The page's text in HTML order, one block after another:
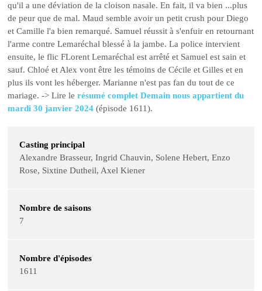
qu'il a une déviation de la cloison nasale. En fait, il va bien ...plus
de peur que de mal. Maud semble avoir un petit crush pour Diego
et Camille l'a bien remarqué. Samuel réussit à s'enfuir en retournant
l'arme contre Lemaréchal blessé à la jambe. La police intervient
ensuite, le flic FLorent Lemaréchal est arrêté et Samuel est sain et
sauf. Chloé et Alex vont être les témoins de Cécile et Gilles et en
plus ils vont les héberger. Marianne n'est pas fan du tout de ce
mariage. -> Lire lerésumé complet Demain nous appartient du
mardi 30 janvier 2024 (épisode 1611).
Casting principal
Alexandre Brasseur, Ingrid Chauvin, Solene Hebert, Enzo
Rose, Sixtine Dutheil, Axel Kiener
Nombre de saisons
7
Nombre d'épisodes
1611